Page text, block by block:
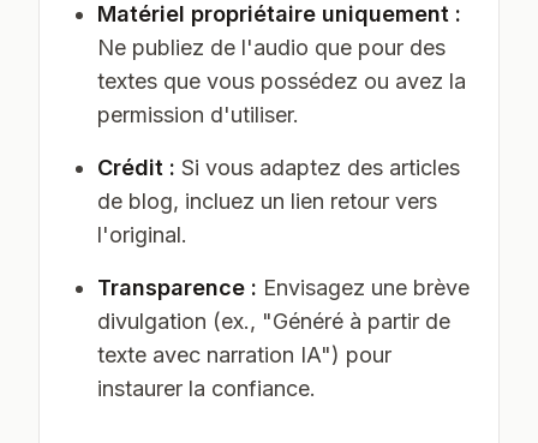
Matériel propriétaire uniquement :
Ne publiez de l'audio que pour des
textes que vous possédez ou avez la
permission d'utiliser.
Crédit : Si vous adaptez des articles
de blog, incluez un lien retour vers
l'original.
Transparence : Envisagez une brève
divulgation (ex., "Généré à partir de
texte avec narration IA") pour
instaurer la confiance.